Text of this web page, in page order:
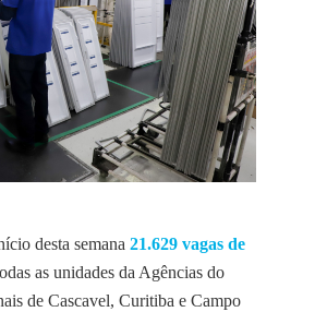
desta semana 21.629 vagas de
as unidades da Agências do
de Cascavel, Curitiba e Campo